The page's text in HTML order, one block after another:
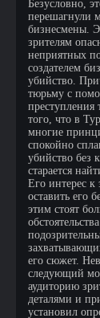
Безусловно,
перешагнули
бизнесмены.
зрителям
неприятных
создателем
убийство.
тюрьму с
преступления
того, что в
многие
спокойно
убийство без
старается
Его интерес
оставить его
этим стоят
его сюжет.
следующий
аудиторию
деталями и
установил